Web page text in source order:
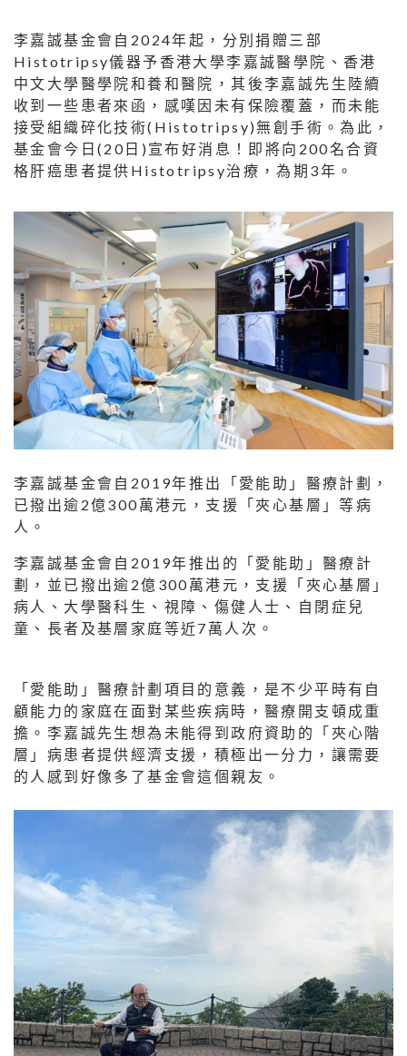
李嘉誠基金會自2024年起，分別捐贈三部
Histotripsy儀器予香港大學李嘉誠醫學院、香港
中文大學醫學院和養和醫院，其後李嘉誠先生陸續
收到一些患者來函，感嘆因未有保險覆蓋，而未能
接受組織碎化技術(Histotripsy)無創手術。為此，
基金會今日(20日)宣布好消息！即將向200名合資
格肝癌患者提供Histotripsy治療，為期3年。
李嘉誠基金會自2019年推出「愛能助」醫療計劃，
已撥出逾2億300萬港元，支援「夾心基層」等病
人。
李嘉誠基金會自2019年推出的「愛能助」醫療計
劃，並已撥出逾2億300萬港元，支援「夾心基層」
病人、大學醫科生、視障、傷健人士、自閉症兒
童、長者及基層家庭等近7萬人次。
「愛能助」醫療計劃項目的意義，是不少平時有自
顧能力的家庭在面對某些疾病時，醫療開支頓成重
擔。李嘉誠先生想為未能得到政府資助的「夾心階
層」病患者提供經濟支援，積極出一分力，讓需要
的人感到好像多了基金會這個親友。